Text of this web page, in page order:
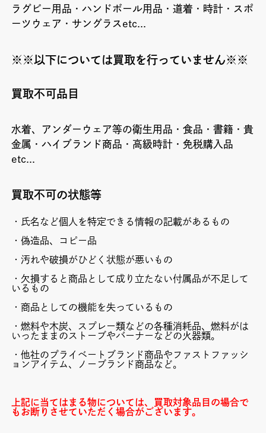
ラグビー用品・ハンドボール用品・道着・時計・スポ
ーツウェア・サングラスetc...
※※以下については買取を行っていません※※
買取不可品目
水着、アンダーウェア等の衛生用品・食品・書籍・貴
金属・ハイブランド商品・高級時計・免税購入品
etc...
買取不可の状態等
・氏名など個人を特定できる情報の記載があるもの
・偽造品、コピー品
・汚れや破損がひどく状態が悪いもの
・欠損すると商品として成り立たない付属品が不足して
いるもの
・商品としての機能を失っているもの
・燃料や木炭、スプレー類などの各種消耗品、燃料がは
いったままのストーブやバーナーなどの火器類。
・他社のプライベートブランド商品やファストファッシ
ョンアイテム、ノーブランド商品など。
上記に当てはまる物については、買取対象品目の場合で
もお断りさせていただく場合がございます。